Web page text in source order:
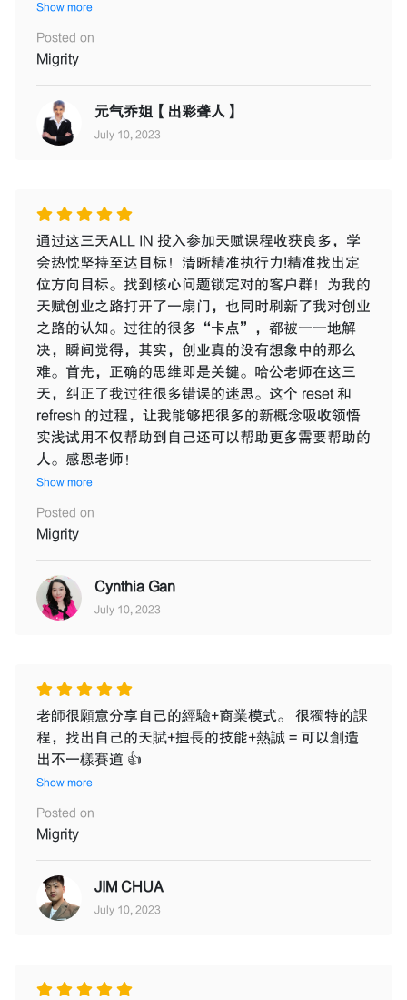
Show more
Posted on
Migrity
元气乔姐【出彩聋人】
July 10, 2023
通过这三天ALL IN 投入参加天赋课程收获良多，学
会热忱坚持至达目标！清晰精准执行力!精准找出定
位方向目标。找到核心问题锁定对的客户群！为我的
天赋创业之路打开了一扇门，也同时刷新了我对创业
之路的认知。过往的很多“卡点”，都被一一地解
决，瞬间觉得，其实，创业真的没有想象中的那么
难。首先，正确的思维即是关键。哈公老师在这三
天，纠正了我过往很多错误的迷思。这个 reset 和
refresh 的过程，让我能够把很多的新概念吸收领悟
实浅试用不仅帮助到自己还可以帮助更多需要帮助的
人。感恩老师！
Show more
Posted on
Migrity
Cynthia Gan
July 10, 2023
老師很願意分享自己的經驗+商業模式。 很獨特的課
程，找出自己的天賦+擅長的技能+熱誠 = 可以創造
出不一樣賽道 👍
Show more
Posted on
Migrity
JIM CHUA
July 10, 2023